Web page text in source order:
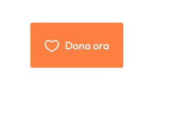
Dona ora